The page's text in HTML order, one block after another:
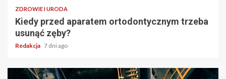
ZDROWIE I URODA
Kiedy przed aparatem ortodontycznym trzeba
usunąć zęby?
Redakcja 7 dni ago